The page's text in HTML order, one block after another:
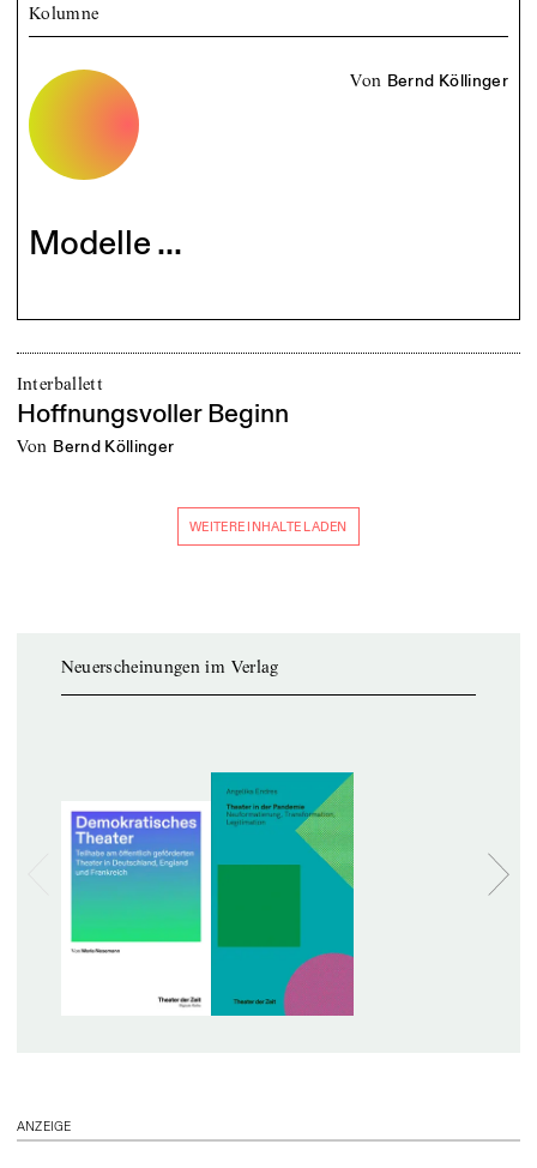
Kolumne
von Bernd Köllinger
Modelle ...
Interballett
Hoffnungsvoller Beginn
von Bernd Köllinger
WEITERE INHALTE LADEN
Neuerscheinungen im Verlag
ANZEIGE